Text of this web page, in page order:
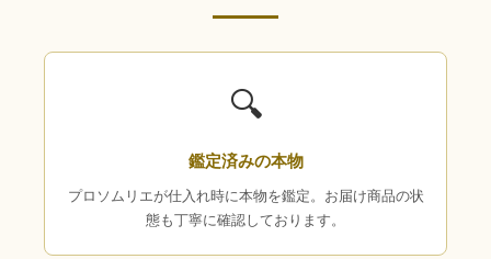
🔍
鑑定済みの本物
プロソムリエが仕入れ時に本物を鑑定。お届け商品の状
態も丁寧に確認しております。